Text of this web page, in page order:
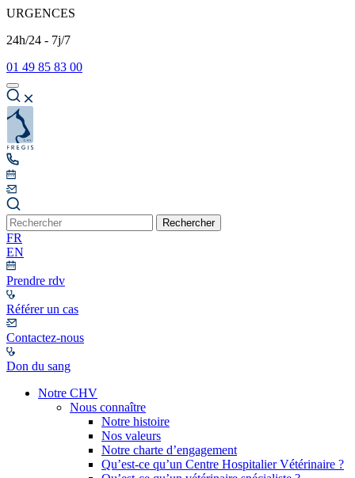
URGENCES
24h/24 - 7j/7
01 49 85 83 00
Rechercher
FR
EN
Prendre rdv
Référer un cas
Contactez-nous
Don du sang
Notre CHV
Nous connaître
Notre histoire
Nos valeurs
Notre charte d’engagement
Qu’est-ce qu’un Centre Hospitalier Vétérinaire ?